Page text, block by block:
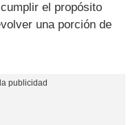
el propósito
una porción de